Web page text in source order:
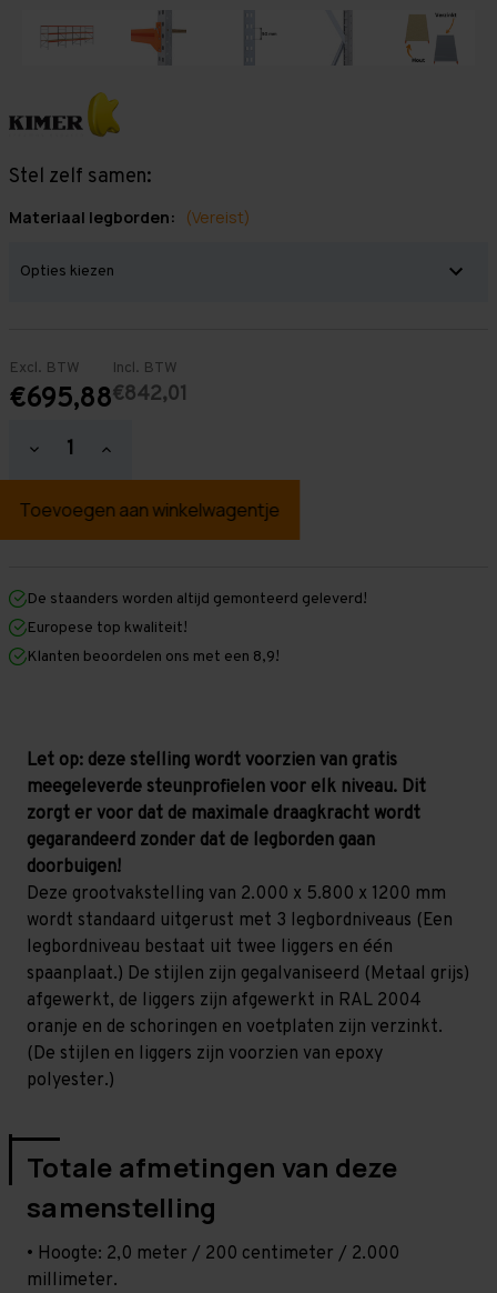
Stel zelf samen:
Materiaal legborden: (Vereist)
Excl. BTW
€695,88
Incl. BTW
€842,01
Hoeveelheid
verlagen
Grootvakstelling
mm
mm
x
1.200
mm
Hoeveelheid
verhogen
Grootvakstelling
mm
mm
1.200
mm
De staanders worden altijd gemonteerd geleverd!
Europese top kwaliteit!
Klanten beoordelen ons met een 8,9!
Let op: deze stelling wordt voorzien van gratis
meegeleverde steunprofielen voor elk niveau. Dit
zorgt er voor dat de maximale draagkracht wordt
gegarandeerd zonder dat de legborden gaan
doorbuigen!
Deze grootvakstelling van 2.000 x 5.800 x 1200 mm
wordt standaard uitgerust met 3 legbordniveaus (Een
legbordniveau bestaat uit twee liggers en één
spaanplaat.) De stijlen zijn gegalvaniseerd (Metaal grijs)
afgewerkt, de liggers zijn afgewerkt in RAL 2004
oranje en de schoringen en voetplaten zijn verzinkt.
(De stijlen en liggers zijn voorzien van epoxy
polyester.)
Totale afmetingen van deze
samenstelling
• Hoogte: 2,0 meter / 200 centimeter / 2.000
millimeter.